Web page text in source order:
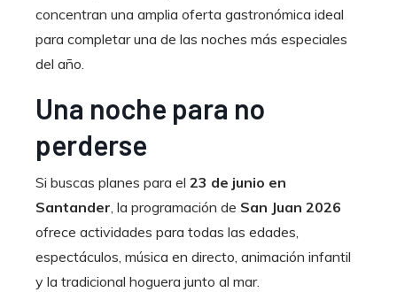
concentran una amplia oferta gastronómica ideal
para completar una de las noches más especiales
del año.
Una noche para no
perderse
Si buscas planes para el 23 de junio en
Santander, la programación de San Juan 2026
ofrece actividades para todas las edades,
espectáculos, música en directo, animación infantil
y la tradicional hoguera junto al mar.